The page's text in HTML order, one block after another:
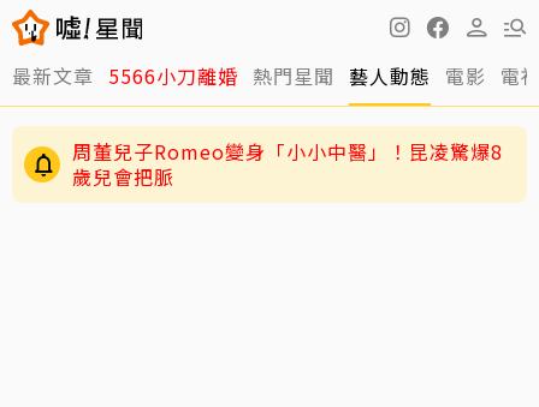
最新文章 5566小刀離婚 熱門星聞 藝人動態 電影 電
男星二度罹急性白血病！淚揭抗癌歷程：痛苦到
不想回想
周董兒子Romeo變身「小小中醫」！昆凌驚爆8
歲兒會把脈